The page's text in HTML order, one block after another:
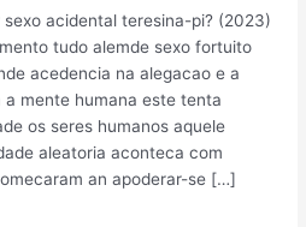
acidental teresina-pi? (2023)
tudo alemde sexo fortuito
acedencia na alegacao e a
mente humana este tenta
os seres humanos aquele
aleatoria aconteca com
an apoderar-se […]